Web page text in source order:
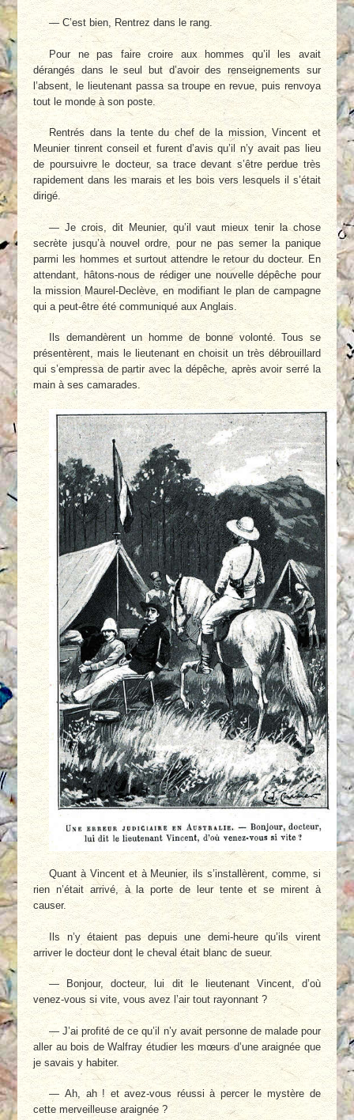
— C’est bien, Rentrez dans le rang.
Pour ne pas faire croire aux hommes qu’il les avait
dérangés dans le seul but d’avoir des renseignements sur
l’absent, le lieutenant passa sa troupe en revue, puis renvoya
tout le monde à son poste.
Rentrés dans la tente du chef de la mission, Vincent et
Meunier tinrent conseil et furent d’avis qu’il n’y avait pas lieu
de poursuivre le docteur, sa trace devant s’être perdue très
rapidement dans les marais et les bois vers lesquels il s’était
dirigé.
— Je crois, dit Meunier, qu’il vaut mieux tenir la chose
secrète jusqu’à nouvel ordre, pour ne pas semer la panique
parmi les hommes et surtout attendre le retour du docteur. En
attendant, hâtons-nous de rédiger une nouvelle dépêche pour
la mission Maurel-Declève, en modifiant le plan de campagne
qui a peut-être été communiqué aux Anglais.
Ils demandèrent un homme de bonne volonté. Tous se
présentèrent, mais le lieutenant en choisit un très débrouillard
qui s’empressa de partir avec la dépêche, après avoir serré la
main à ses camarades.
Quant à Vincent et à Meunier, ils s’installèrent, comme, si
rien n’était arrivé, à la porte de leur tente et se mirent à
causer.
Ils n’y étaient pas depuis une demi-heure qu’ils virent
arriver le docteur dont le cheval était blanc de sueur.
— Bonjour, docteur, lui dit le lieutenant Vincent, d’où
venez-vous si vite, vous avez l’air tout rayonnant ?
— J’ai profité de ce qu’il n’y avait personne de malade pour
aller au bois de Walfray étudier les mœurs d’une araignée que
je savais y habiter.
— Ah, ah ! et avez-vous réussi à percer le mystère de
cette merveilleuse araignée ?